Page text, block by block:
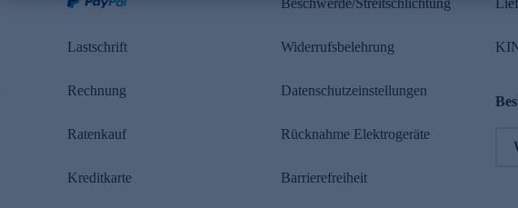
Lastschrift
Rechnung
Ratenkauf
Kreditkarte
Beschwerde/Streitschlichtung
Widerrufsbelehrung
Datenschutzeinstellungen
Rücknahme Elektrogeräte
Barrierefreiheit